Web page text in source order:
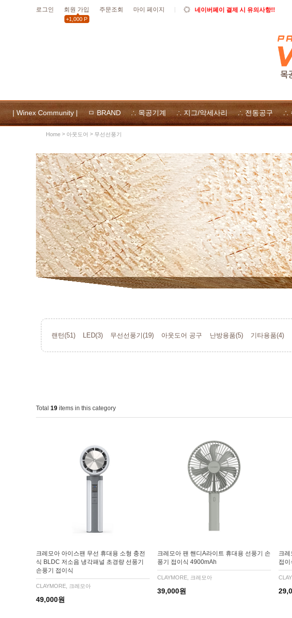
로그인 회원 가입
+1,000 P
주문조회 마이 페이지
네이버페이 결제 시 유의사항!!
위넥스툴 자사몰 쿠폰 다운
| Winex Community | ㅁ BRAND ∴ 목공기계 ∴ 지그/악세사리 ∴ 전동공구 ∴
Home > 아웃도어 > 무선선풍기
랜턴(51) LED(3) 무선선풍기(19) 아웃도어 공구 난방용품(5) 기타용품(4)
Total 19 items in this category
크레모아 아이스팬 무선 휴대용 소형 충전
식 BLDC 저소음 냉각패널 초경량 선풍기
손풍기 접이식
CLAYMORE, 크레모아
49,000원
크레모아 팬 핸디A라이트 휴대용 선풍기 손
풍기 접이식 4900mAh
CLAYMORE, 크레모아
39,000원
크레
접